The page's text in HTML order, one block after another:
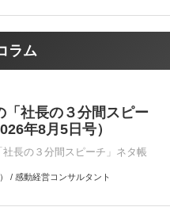
ラム
「社長の３分間スピー
年8月5日号）
長の３分間スピーチ」ネタ帳
/ 感動経営コンサルタント